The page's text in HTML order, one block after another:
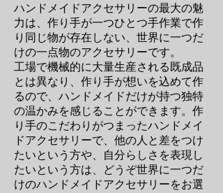
ハンドメイドアクセサリーの最大の魅
力は、作り手が一つひとつ手作業で作
り同じ物が存在しない、世界に一つだ
けの一点物のアクセサリーです。
工場で機械的に大量生産される既成品
とは異なり、作り手が想いを込めて作
るので、ハンドメイドだけが持つ独特
の温かみを感じることができます。作
り手のこだわりがつまったハンドメイ
ドアクセサリーで、他の人と差をつけ
たいという方や、自分らしさを表現し
たいという方は、どうぞ世界に一つだ
けのハンドメイドアクセサリーをお選